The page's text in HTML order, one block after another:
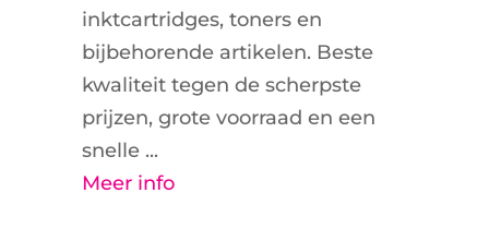
inktcartridges, toners en
bijbehorende artikelen. Beste
kwaliteit tegen de scherpste
prijzen, grote voorraad en een
snelle ...
Meer info